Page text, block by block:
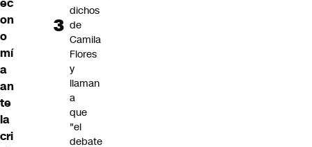
on
o
mí
a
an
te
la
cri
dichos
de
Camila
Flores
y
llaman
a
que
"el
debate